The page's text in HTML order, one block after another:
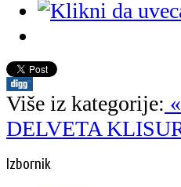
Više iz kategorije:
DELVETA
Izbornik